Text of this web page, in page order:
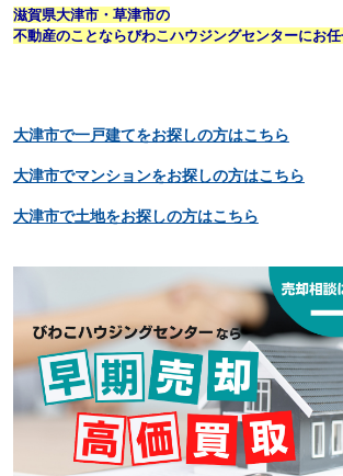
滋賀県大津市・草津市の
不動産のことならびわこハウジングセンターにお任
大津市で一戸建てをお探しの方はこちら
大津市でマンションをお探しの方はこちら
大津市で土地をお探しの方はこちら